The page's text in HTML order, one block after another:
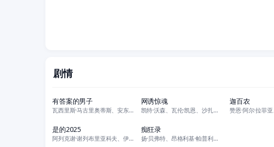
剧情
有答案的男子
瓦西里斯·马古里奥蒂斯、安东·威尔、皮尔·安德里亚·波斯尼亚、瓦西里斯·
网诱惊魂
凯特·沃森、瓦伦·凯恩、沙扎德·拉蒂夫、克里斯蒂尼·亚当斯、摩根·华金斯
迦百农
正片
是的2025
阿列克谢·谢列布里亚科夫、伊芙雷特·多、阿萨夫·乔纳斯、纳马·普雷斯、P
正片
痴狂录
扬·贝弗特、昂格利基·帕普利亚、瓦西里斯·马古里奥蒂斯、Christos